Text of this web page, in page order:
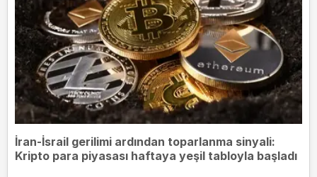
İran-İsrail gerilimi ardından toparlanma sinyali:
Kripto para piyasası haftaya yeşil tabloyla başladı